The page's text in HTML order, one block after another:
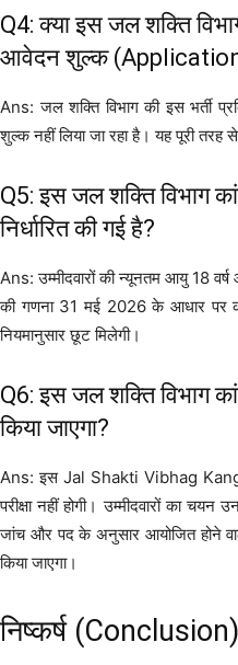
Q4: क्या इस जल शक्ति
आवेदन शुल्क (Application
Ans: जल शक्ति विभाग की इस भर्ती
शुल्क नहीं लिया जा रहा है। यह पूरी तरह
Q5: इस जल शक्ति विभाग
निर्धारित की गई है?
Ans: उम्मीदवारों की न्यूनतम आयु 18
की गणना 31 मई 2026 के आधार पर
नियमानुसार छूट मिलेगी।
Q6: इस जल शक्ति विभाग
किया जाएगा?
Ans: इस Jal Shakti Vibhag
परीक्षा नहीं होगी। उम्मीदवारों का चयन
जांच और पद के अनुसार आयोजित होने
किया जाएगा।
निष्कर्ष (Conclusion)